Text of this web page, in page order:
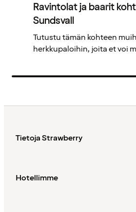
Ravintolat ja baarit
Sundsvall
Tutustu tämän kohteen
herkkupaloihin, joita et voi
Tietoja Strawberry
Hotellimme